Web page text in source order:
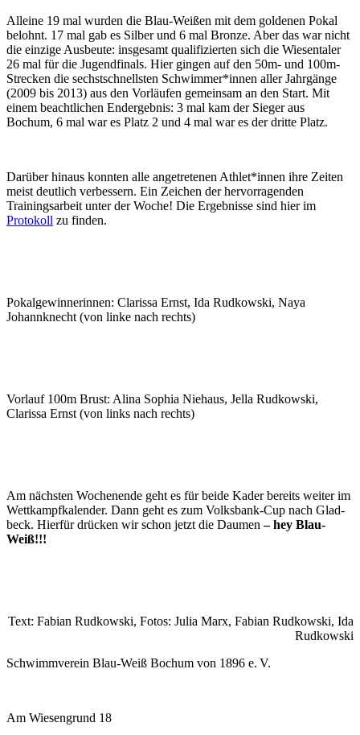
Alleine 19 mal wurden die Blau-Weißen mit dem goldenen Pokal
belohnt. 17 mal gab es Silber und 6 mal Bronze. Aber das war nicht
die einzige Aus­beute: insgesamt quali­fizierten sich die Wiesen­taler
26 mal für die Jugend­finals. Hier gingen auf den 50m- und 100m-
Strecken die sechst­schnellsten Schwimmer*innen aller Jahrgänge
(2009 bis 2013) aus den Vor­läufen gemeinsam an den Start. Mit
einem beachtlichen End­ergebnis: 3 mal kam der Sieger aus
Bochum, 6 mal war es Platz 2 und 4 mal war es der dritte Platz.
Darüber hinaus konnten alle angetretenen Athlet*innen ihre Zeiten
meist deutlich verbessern. Ein Zeichen der hervorragenden
Trainingsarbeit unter der Woche! Die Ergebnisse sind hier im
Protokoll zu finden.
Pokal­gewinnerinnen: Clarissa Ernst, Ida Rudkowski, Naya
Johannknecht (von linke nach rechts)
Vorlauf 100m Brust: Alina Sophia Niehaus, Jella Rudkowski,
Clarissa Ernst (von links nach rechts)
Am nächsten Wochen­ende geht es für beide Kader bereits weiter im
Wett­kampf­kalender. Dann geht es zum Volks­bank-Cup nach Glad­
beck. Hierfür drücken wir schon jetzt die Daumen – hey Blau-
Weiß!!!
Text: Fabian Rudkowski, Fotos: Julia Marx, Fabian Rudkowski, Ida
Rudkowski
Schwimmverein Blau-Weiß Bochum von 1896 e. V.
Am Wiesengrund 18